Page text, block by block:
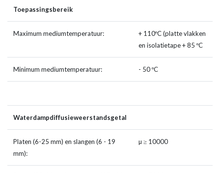
Toepassingsbereik
Maximum mediumtemperatuur:
+ 110ºC (platte vlakken
en isolatietape + 85 ºC
Minimum mediumtemperatuur: - 50 ºC
Waterdampdiffusieweerstandsgetal
Platen (6-25 mm) en slangen (6 - 19
mm):
µ ≥ 10000